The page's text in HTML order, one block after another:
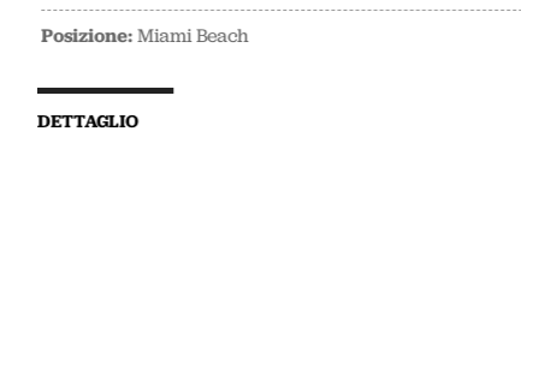
Posizione:Miami Beach
DETTAGLIO